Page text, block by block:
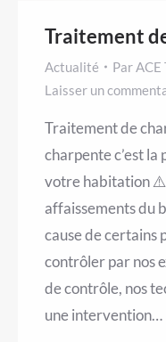
Traitement
Actualité ParACE
Laisser un
Traitement de
charpente c’est
votre habitation
affaissements du
cause de certains
contrôler par nos
de contrôle, nos
une intervention…